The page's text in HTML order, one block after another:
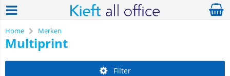
Home Merken
Multiprint
Filter